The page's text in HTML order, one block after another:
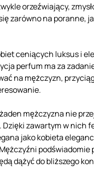
orzeźwiający,
zarówno na poranne,
ceniących luksus i
perfum ma za
na mężczyzn,
mężczyzna nie
Dzięki zawartym w nich
jako kobieta
podświadomie
dążyć do bliższego